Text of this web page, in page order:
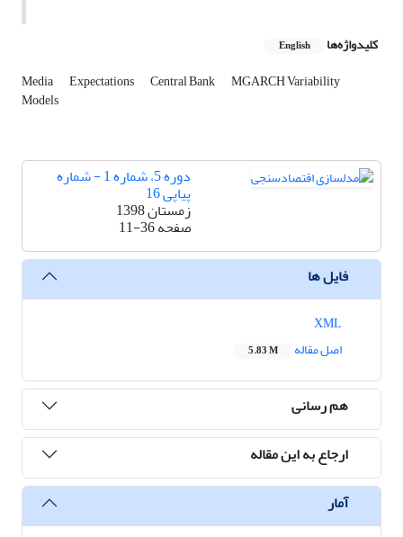
کلیدواژه‌ها English
Media Expectations Central Bank MGARCH Variability
Models
دوره 5، شماره 1 - شماره
پیاپی 16
زمستان 1398
صفحه11-36
فایل ها
اصل مقاله
5.83 M
هم رسانی
ارجاع به این مقاله
آمار